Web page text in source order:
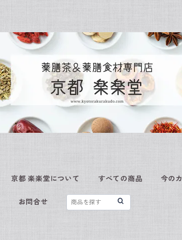
京都 楽楽堂について すべての商品 今の
お問合せ